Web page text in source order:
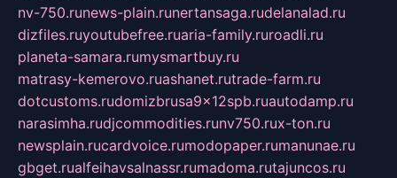
nv-750.runews-plain.runertansaga.rudelanalad.ru
dizfiles.ruyoutubefree.ruaria-family.ruroadli.ru
planeta-samara.rumysmartbuy.ru
matrasy-kemerovo.ruashanet.rutrade-farm.ru
dotcustoms.rudomizbrusa9x12spb.ruautodamp.ru
narasimha.rudjcommodities.runv750.rux-ton.ru
newsplain.rucardvoice.rumodopaper.rumanunae.ru
gbget.rualfeihavsalnassr.rumadoma.rutajuncos.ru